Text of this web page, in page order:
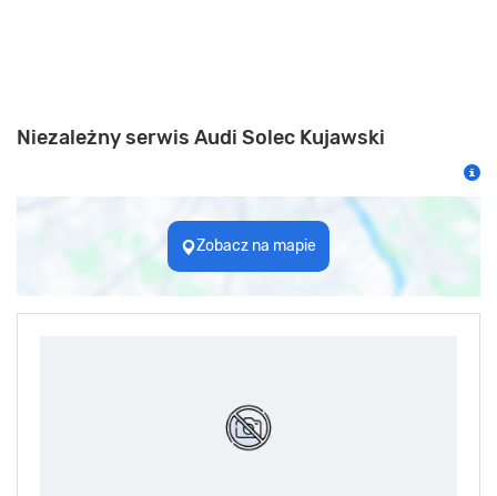
Niezależny serwis Audi Solec Kujawski
Zobacz na mapie